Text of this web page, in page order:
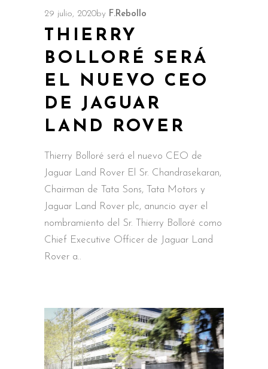
29 julio, 2020by F.Rebollo
THIERRY
BOLLORÉ SERÁ
EL NUEVO CEO
DE JAGUAR
LAND ROVER
Thierry Bolloré será el nuevo CEO de
Jaguar Land Rover El Sr. Chandrasekaran,
Chairman de Tata Sons, Tata Motors y
Jaguar Land Rover plc, anuncio ayer el
nombramiento del Sr. Thierry Bolloré como
Chief Executive Officer de Jaguar Land
Rover a